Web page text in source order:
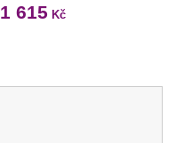
1 615 Kč